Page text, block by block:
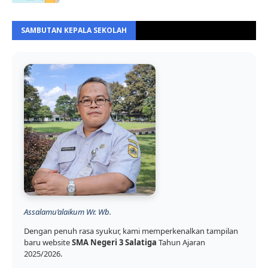
SAMBUTAN KEPALA SEKOLAH
Assalamu’alaikum Wr. Wb.
Dengan penuh rasa syukur, kami memperkenalkan tampilan
baru websiteSMA Negeri 3 Salatiga Tahun Ajaran
2025/2026.